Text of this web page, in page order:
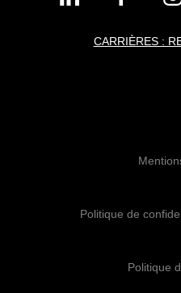
CARRIÈRES :
Politique de
Politique